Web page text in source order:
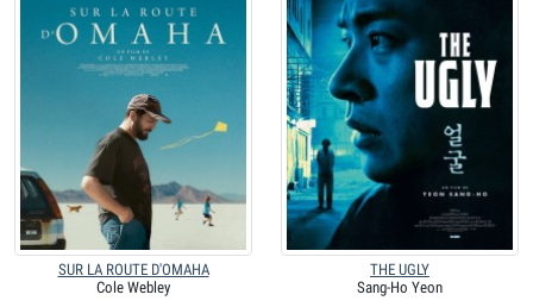
SUR LA ROUTE D'OMAHA
Cole Webley
THE UGLY
Sang-Ho Yeon